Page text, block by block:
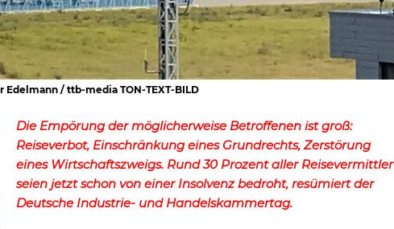
Edelmann / ttb-media TON-TEXT-BILD
Die Empörung der möglicherweise Betroffenen ist groß:
Reiseverbot, Einschränkung eines Grundrechts, Zerstörung
eines Wirtschaftszweigs. Rund 30 Prozent aller Reisevermittler
seien jetzt schon von einer Insolvenz bedroht, resümiert der
Deutsche Industrie- und Handelskammertag.